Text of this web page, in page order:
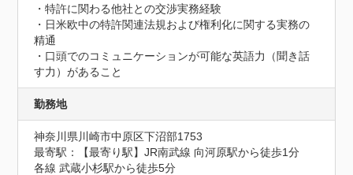
・特許に関わる他社との交渉実務経験
・日米欧中の特許関連法規および権利化に関する実務の
精通
・口頭でのコミュニケーションが可能な英語力（聞き話
す力）があること
勤務地
神奈川県川崎市中原区下沼部1753
最寄駅：【最寄り駅】JR南武線 向河原駅から徒歩1分
各線 武蔵小杉駅から徒歩5分